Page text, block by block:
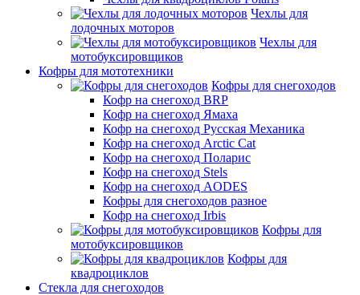
Чехлы для
лодочных моторов
Чехлы для
мотобуксировщиков
Кофры для мототехники
Кофры для снегоходов
Кофр на снегоход BRP
Кофр на снегоход Ямаха
Кофр на снегоход Русская Механика
Кофр на снегоход Arctic Cat
Кофр на снегоход Поларис
Кофр на снегоход Stels
Кофр на снегоход AODES
Кофры для снегоходов разное
Кофр на снегоход Irbis
Кофры для
мотобуксировщиков
Кофры для
квадроциклов
Стекла для снегоходов